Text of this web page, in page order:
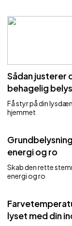
Sådan justerer
behagelig
Få styr på din
hjemmet
energi og ro
Skab den rette
energi og ro
lyset med din